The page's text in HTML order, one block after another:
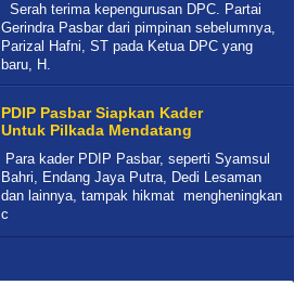
Serah terima kepengurusan DPC. Partai
Gerindra Pasbar dari pimpinan sebelumnya,
Parizal Hafni, ST pada Ketua DPC yang
baru, H.
PDIP Pasbar Siapkan Kader
Untuk Pilkada Mendatang
Para kader PDIP Pasbar, seperti Syamsul
Bahri, Endang Jaya Putra, Dedi Lesaman
dan lainnya, tampak hikmat mengheningkan
c